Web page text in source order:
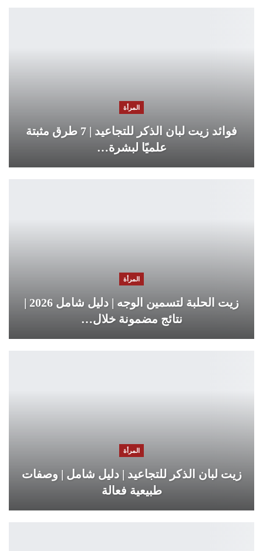
المرأة
فوائد زيت لبان الذكر للتجاعيد | 7 طرق مثبتة
علميًا لبشرة…
المرأة
زيت الحلبة لتسمين الوجه | دليل شامل 2026 |
نتائج مضمونة خلال…
المرأة
زيت لبان الذكر للتجاعيد | دليل شامل | وصفات
طبيعية فعالة